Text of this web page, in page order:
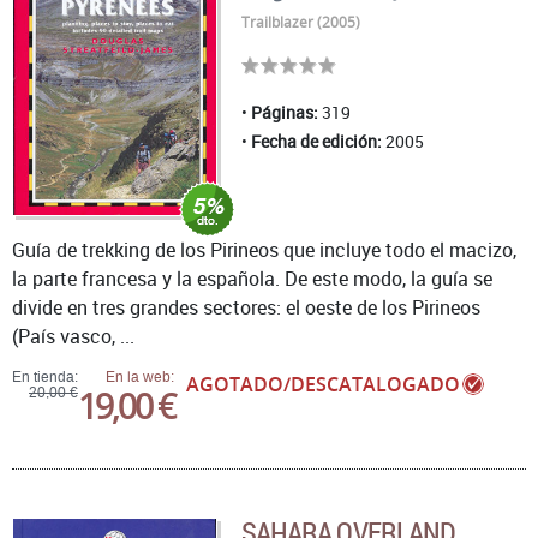
Trailblazer (2005)
Páginas: 319
Fecha de edición: 2005
En tienda:
20,00 €
En la web:
19,00 € AGOTADO/DESCATALOGADO
Guía de trekking de los Pirineos que incluye todo el macizo,
la parte francesa y la española. De este modo, la guía se
divide en tres grandes sectores: el oeste de los Pirineos
(País vasco, ...